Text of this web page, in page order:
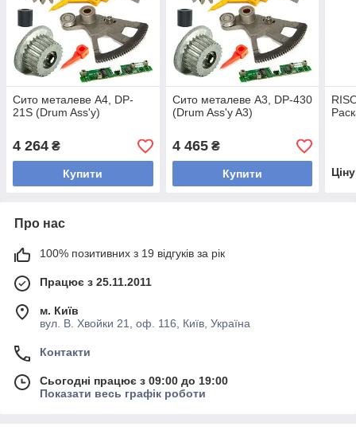
Сито металеве A4, DP-
21S (Drum Ass'y)
4 264 ₴
Купити
Сито металеве A3, DP-430
(Drum Ass'y A3)
4 465₴
Купити
Про нас
100% позитивних з 19 відгуків за рік
Працює з 25.11.2011
м. Київ
вул. В. Хвойки 21, оф. 116, Київ, Україна
Контакти
Сьогодні працює з 09:00 до 19:00
Показати весь графік роботи